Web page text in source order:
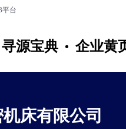
平台
寻源宝典 企业黄
床有限公司